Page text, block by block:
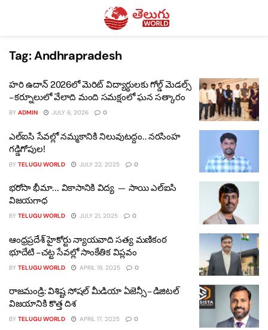
Tag:Andhrapradesh
హరి ఉదాన్ 2026లో మెరిట్ విద్యార్థులకు గోల్డ్ మెడల్స్
– కర్నూలులో వేలాది మంది సమక్షంలో ఘన సత్కారం
BY ADMIN JULY 6, 2026 0
ఎల్‌ఐసి సేవల్లో నమ్మకానికి నిలువుటద్దం.. నరసింహ
గడ్డిగోపుల!
BY TELUGU WORLD JULY 22, 2025 0
భరోసా భీమా… వికాసానికి విద్య — సాయి ఎల్‌ఐసి
విజయగాధ
BY TELUGU WORLD JULY 21, 2025 0
ఆంధ్రప్రదేశ్ హైకోర్టు న్యాయవాది సత్య మణికంఠ
భూదేటి – చట్ట సేవల్లో సాంకేతిక విప్లవం
BY TELUGU WORLD APRIL 19, 2025 0
రాజమండ్రి: విశిష్ట సోషల్ మీడియా ఏజెన్సీ – డిజిటల్
విజయానికి కొత్త దిశ
BY TELUGU WORLD APRIL 17, 2025 0